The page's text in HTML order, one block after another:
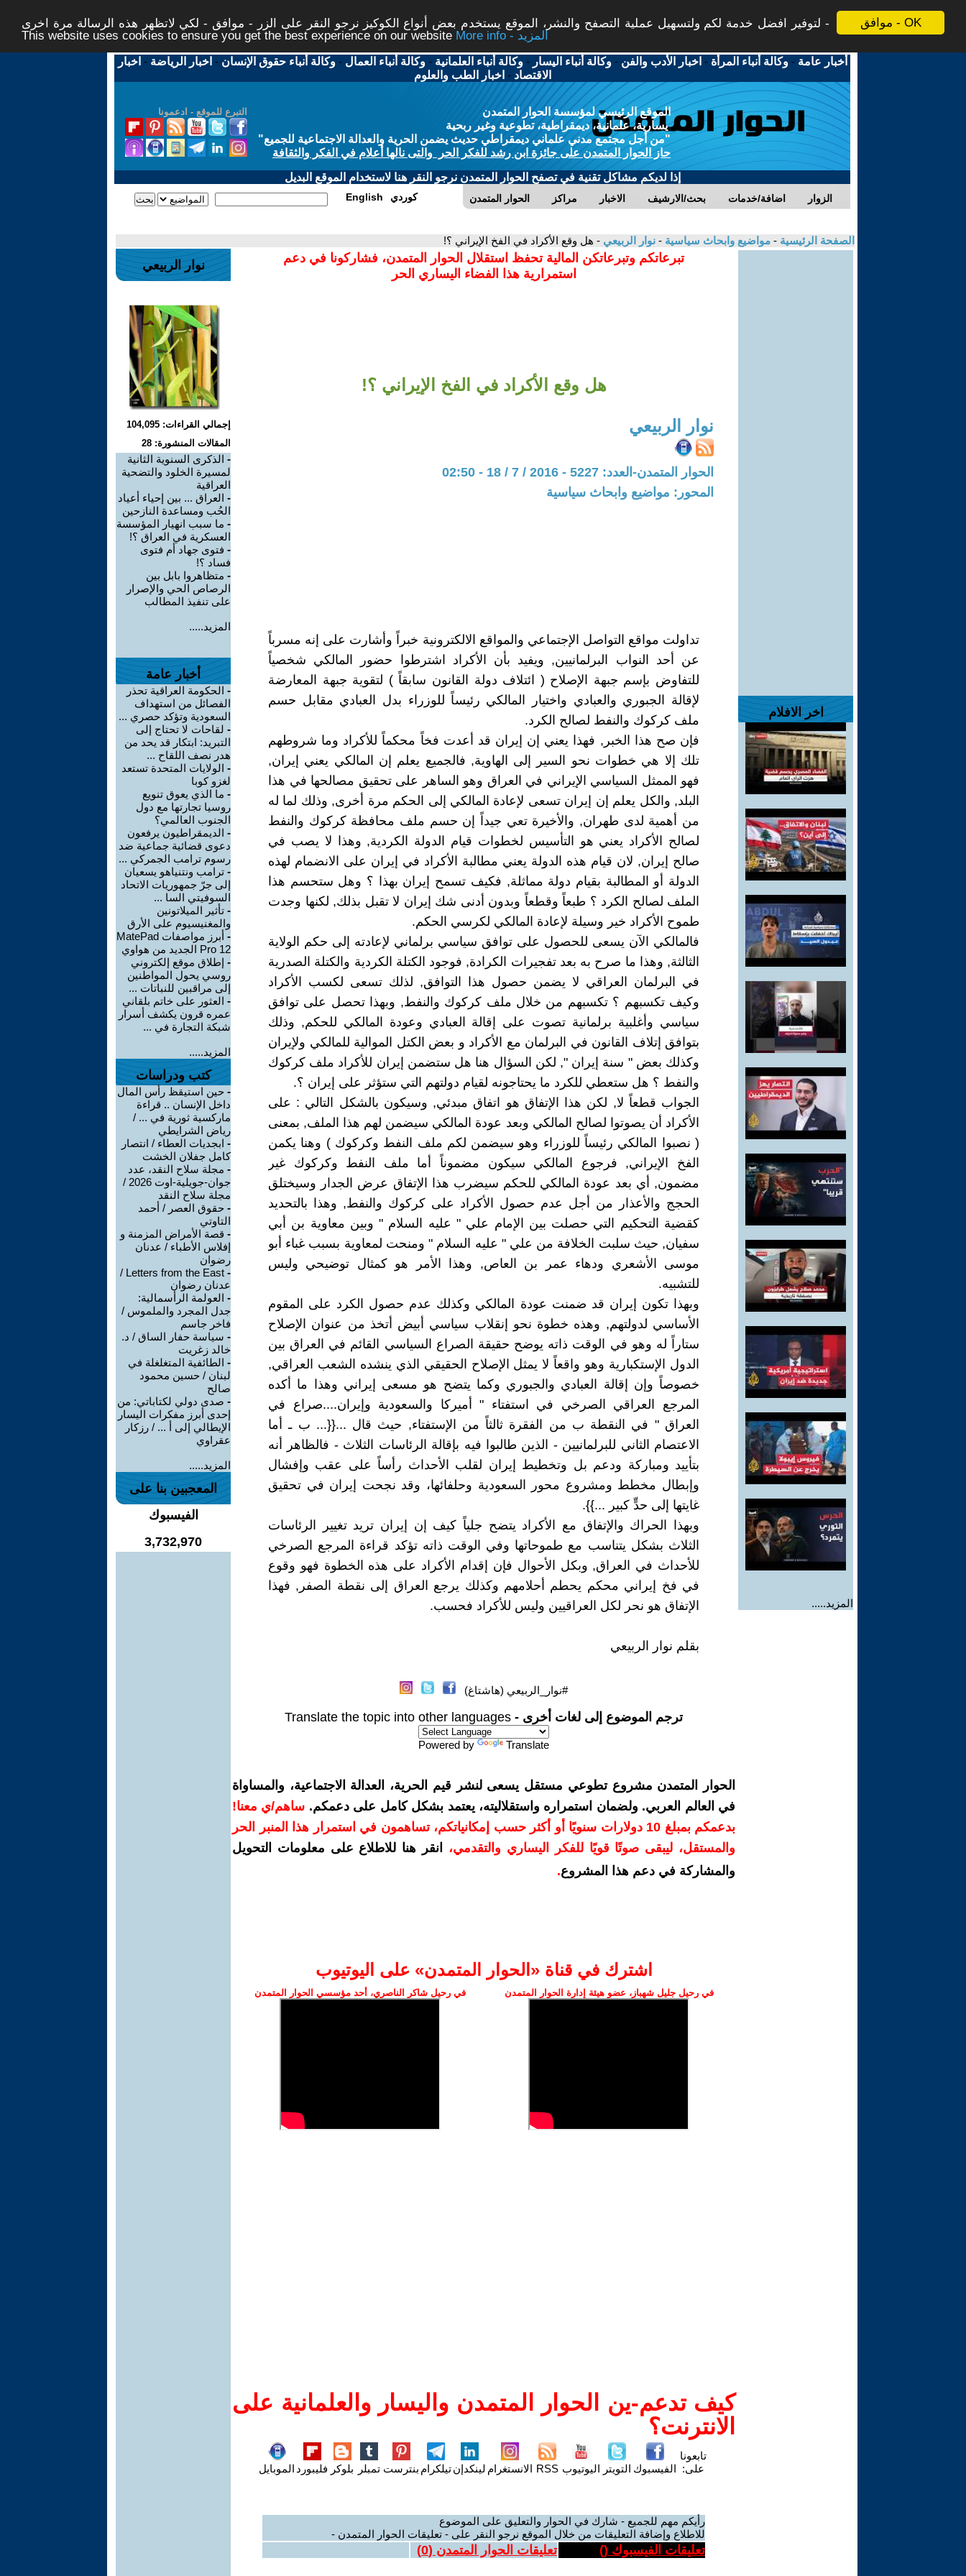
موافق - OK
لتوفير افضل خدمة لكم ولتسهيل عملية التصفح والنشر، الموقع يستخدم بعض أنواع الكوكيز نرجو النقر على الزر - موافق - لكي لاتظهر هذه الرسالة مرة اخرى -
This website uses cookies to ensure you get the best experience on our website
More info - المزيد
أخبار عامة -وكالة أنباء المرأة - اخبار الأدب والفن -وكالة أنباء اليسار -وكالة أنباء العلمانية -وكالة أنباء العمال -وكالة أنباء حقوق الإنسان - اخبار الرياضة - اخبار
الاقتصاد - اخبار الطب والعلوم
التبرع للموقع - ادعمونا
الموقع الرئيسي لمؤسسة الحوار المتمدن
يسارية، علمانية، ديمقراطية، تطوعية وغير ربحية
"من أجل مجتمع مدني علماني ديمقراطي حديث يضمن الحرية والعدالة الاجتماعية للجميع"
حاز الحوار المتمدن على جائزة ابن رشد للفكر الحر والتى نالها أعلام في الفكر والثقافة
إذا لديكم مشاكل تقنية في تصفح الحوار المتمدن نرجو النقر هنا لاستخدام الموقع البديل
الحوار المتمدن مراكز الاخبار بحث/الارشيف اضافة/خدمات الزوار English كوردي
الصفحة الرئيسية - مواضيع وابحاث سياسية - نوار الربيعي - هل وقع الأكراد في الفخ الإيراني ؟!
اخر الافلام
المزيد.....
تبرعاتكم وتبرعاتكن المالية تحفظ استقلال الحوار المتمدن، فشاركونا في دعم
استمرارية هذا الفضاء اليساري الحر
هل وقع الأكراد في الفخ الإيراني ؟!
نوار الربيعي
الحوار المتمدن-العدد: 5227 - 2016 / 7 / 18 - 02:50
المحور: مواضيع وابحاث سياسية
تداولت مواقع التواصل الإجتماعي والمواقع الالكترونية خبراً وأشارت على إنه مسرباً
عن أحد النواب البرلمانيين, ويفيد بأن الأكراد اشترطوا حضور المالكي شخصياً
للتفاوض بإسم جبهة الإصلاح ( ائتلاف دولة القانون سابقاً ) لتقوية جبهة المعارضة
لإقالة الجبوري والعبادي واختيار المالكي رئيساً للوزراء بدل العبادي مقابل حسم
ملف كركوك والنفط لصالح الكرد.
فإن صح هذا الخبر, فهذا يعني إن إيران قد أعدت فخاً محكماً للأكراد وما شروطهم
تلك إلا هي خطوات نحو السير إلى الهاوية, فالجميع يعلم إن المالكي يعني إيران,
فهو الممثل السياسي الإيراني في العراق وهو الساهر على تحقيق مصالحها في هذا
البلد, والكل يعلم إن إيران تسعى لإعادة المالكي إلى الحكم مرة أخرى, وذلك لما له
من أهمية لدى طهران, والأخيرة تعي جيداً إن حسم ملف محافظة كركوك والنفط
لصالح الأكراد يعني هو التأسيس لخطوات قيام الدولة الكردية, وهذا لا يصب في
صالح إيران, لان قيام هذه الدولة يعني مطالبة الأكراد في إيران على الانضمام لهذه
الدولة أو المطالبة بقيام دولة مماثلة, فكيف تسمح إيران بهذا ؟ وهل ستحسم هذا
الملف لصالح الكرد ؟ طبعاً وقطعاً وبدون أدنى شك إيران لا تقبل بذلك, لكنها وجدت
طموح الأكراد خير وسيلة لإعادة المالكي لكرسي الحكم.
فالمالكي الآن يسعى للحصول على توافق سياسي برلماني لإعادته إلى حكم الولاية
الثالثة, وهذا ما صرح به بعد تفجيرات الكرادة, فوجود الكتلة الكردية والكتلة الصدرية
في البرلمان العراقي لا يضمن حصول هذا التوافق, لذلك تسعى لكسب الأكراد
وكيف تكسبهم ؟ تكسبهم من خلال ملف كركوك والنفط, وبهذا تحصل على توافق
سياسي وأغلبية برلمانية تصوت على إقالة العبادي وعودة المالكي للحكم, وذلك
بتوافق إتلاف القانون في البرلمان مع الأكراد و بعض الكتل الموالية للمالكي ولإيران
وكذلك بعض " سنة إيران ", لكن السؤال هنا هل ستضمن إيران للأكراد ملف كركوك
والنفط ؟ هل ستعطي للكرد ما يحتاجونه لقيام دولتهم التي ستؤثر على إيران ؟.
الجواب قطعاً لا, لكن هذا الإتفاق هو اتفاق مبدئي, وسيكون بالشكل التالي : على
الأكراد أن يصوتوا لصالح المالكي وبعد عودة المالكي سيضمن لهم هذا الملف, بمعنى
( نصبوا المالكي رئيساً للوزراء وهو سيضمن لكم ملف النفط وكركوك ) وهنا يكمن
الفخ الإيراني, فرجوع المالكي سيكون مضموناً أما ملف النفط وكركوك غير
مضمون, أي بعد عودة المالكي للحكم سيضرب هذا الإتفاق عرض الجدار وسيختلق
الحجج والأعذار من أجل عدم حصول الأكراد على كركوك والنفط, وهذا بالتحديد
كقضية التحكيم التي حصلت بين الإمام علي " عليه السلام " وبين معاوية بن أبي
سفيان, حيث سلبت الخلافة من علي " عليه السلام " ومنحت لمعاوية بسبب غباء أبو
موسى الأشعري ودهاء عمر بن العاص, وهذا الأمر هو كمثال توضيحي وليس
للتشبيه.
وبهذا تكون إيران قد ضمنت عودة المالكي وكذلك عدم حصول الكرد على المقوم
الأساسي لدولتهم, وهذه خطوة نحو إنقلاب سياسي أبيض أتخذ من عنوان الإصلاح
ستاراً له وهو في الوقت ذاته يوضح حقيقة الصراع السياسي القائم في العراق بين
الدول الإستكبارية وهو واقعاً لا يمثل الإصلاح الحقيقي الذي ينشده الشعب العراقي,
خصوصاً وإن إقالة العبادي والجبوري وكما يتضح هو مسعى إيراني وهذا ما أكده
المرجع العراقي الصرخي في استفتاء " أميركا والسعودية وإيران....صراع في
العراق " في النقطة ب من الفقرة ثالثاً من الإستفتاء, حيث قال ...{{... ب ـ أما
الاعتصام الثاني للبرلمانيين - الذين طالبوا فيه بإقالة الرئاسات الثلاث - فالظاهر أنه
بتأييد ومباركة ودعم بل وتخطيط إيران لقلب الأحداث رأساً على عقب وإفشال
وإبطال مخطط ومشروع محور السعودية وحلفائها، وقد نجحت إيران في تحقيق
غايتها إلى حدٍّ كبير ...}}.
وبهذا الحراك والإتفاق مع الأكراد يتضح جلياً كيف إن إيران تريد تغيير الرئاسات
الثلاث بشكل يتناسب مع طموحاتها وفي الوقت ذاته تؤكد قراءة المرجع الصرخي
للأحداث في العراق, وبكل الأحوال فإن إقدام الأكراد على هذه الخطوة فهو وقوع
في فخ إيراني محكم يحطم أحلامهم وكذلك يرجع العراق إلى نقطة الصفر, فهذا
الإتفاق هو نحر لكل العراقيين وليس للأكراد فحسب.
بقلم نوار الربيعي
#نوار_الربيعي (هاشتاغ)
ترجم الموضوع إلى لغات أخرى - Translate the topic into other languages
Powered by Translate
الحوار المتمدن مشروع تطوعي مستقل يسعى لنشر قيم الحرية، العدالة الاجتماعية، والمساواة
في العالم العربي. ولضمان استمراره واستقلاليته، يعتمد بشكل كامل على دعمكم. ساهم/ي معنا!
بدعمكم بمبلغ 10 دولارات سنويًا أو أكثر حسب إمكانياتكم، تساهمون في استمرار هذا المنبر الحر
والمستقل، ليبقى صوتًا قويًا للفكر اليساري والتقدمي،
انقر هنا للاطلاع على معلومات التحويل
والمشاركة في دعم هذا المشروع.
اشترك في قناة ‫«الحوار المتمدن» على اليوتيوب
في رحيل جليل شهباز، عضو هيئة إدارة الحوار المتمدن في رحيل شاكر الناصري، أحد مؤسسي الحوار المتمدن
كيف تدعم-ين الحوار المتمدن واليسار والعلمانية على
الانترنت؟
تابعونا
على: الفيسبوك التويتر اليوتيوب RSS الانستغرام لينكدإنتيلكرام بنترست تمبلر بلوكر فليبورد الموبايل
رأيكم مهم للجميع - شارك في الحوار والتعليق على الموضوع
للاطلاع وإضافة التعليقات من خلال الموقع نرجو النقر على - تعليقات الحوار المتمدن -
تعليقات الفيسبوك () تعليقات الحوار المتمدن (0
)
نوار الربيعي
إجمالي القراءات: 104,095
المقالات المنشورة: 28
- الذكرى السنوية الثانية
لمسيرة الخلود والتضحية
العراقية
- العراق ... بين إحياء أعياد
الحُب ومساعدة النازحين
- ما سبب انهيار المؤسسة
العسكرية في العراق ؟!
- فتوى جهاد أم فتوى
فساد ؟!
- متظاهروا بابل بين
الرصاص الحي والإصرار
على تنفيذ المطالب
المزيد.....
أخبار عامة
- الحكومة العراقية تحذر
الفصائل من استهداف
السعودية وتؤكد حصري ...
- لقاحات لا تحتاج إلى
التبريد: ابتكار قد يحد من
هدر نصف اللقاح ...
- الولايات المتحدة تستعد
لغزو كوبا
- ما الذي يعوق تنويع
روسيا تجارتها مع دول
الجنوب العالمي؟
- الديمقراطيون يرفعون
دعوى قضائية جماعية ضد
رسوم ترامب الجمركي ...
- ترامب ونتنياهو يسعيان
إلى جرّ جمهوريات الاتحاد
السوفيتي السا ...
- تأثير الميلاتونين
والمغنيسيوم على الأرق
-
أبرز مواصفات MatePad
Pro 12 الجديد من هواوي
- إطلاق موقع إلكتروني
روسي يحول المواطنين
إلى مراقبين للنباتات ...
- العثور على خاتم بلقاني
عمره قرون يكشف أسرار
شبكة التجارة في ...
المزيد.....
كتب ودراسات
- حين استيقظ رأس المال
داخل الإنسان .. قراءة
ماركسية ثورية في ... /
رياض الشرايطي
- ابجديات العطاء / انتصار
كامل جفلان الخشت
- مجلة سلاح النقد، عدد
جوان-جويلية-اوت 2026 /
مجلة سلاح النقد
- حقوق العصر / أحمد
التاوتي
- قصة الأمراض المزمنة و
إفلاس الأطباء / عدنان
رضوان
-
Letters from the East /
عدنان رضوان
- العولمة الرأسمالية:
جدل المجرد والملموس /
فاخر جاسم
- سياسة حفار الساق / د.
خالد زغريت
- الطائفية المتغلغلة في
لبنان / حسين محمود
صالح
- صدى دولي لكتاباتي: من
إحدى أبرز مفكرات اليسار
الإيطالي إلى أ ... / رزكار
عقراوي
المزيد.....
المعجبين بنا على
الفيسبوك
3,732,970